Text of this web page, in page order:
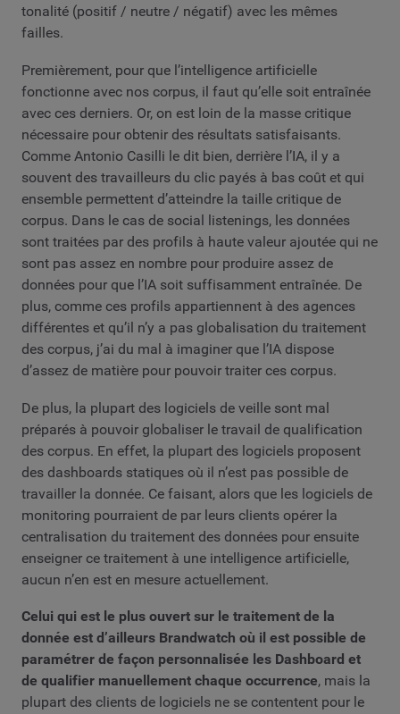
tonalité (positif / neutre / négatif) avec les mêmes
failles.
Premièrement, pour que l’intelligence artificielle
fonctionne avec nos corpus, il faut qu’elle soit entraînée
avec ces derniers. Or, on est loin de la masse critique
nécessaire pour obtenir des résultats satisfaisants.
Comme Antonio Casilli le dit bien, derrière l’IA, il y a
souvent des travailleurs du clic payés à bas coût et qui
ensemble permettent d’atteindre la taille critique de
corpus. Dans le cas de social listenings, les données
sont traitées par des profils à haute valeur ajoutée qui ne
sont pas assez en nombre pour produire assez de
données pour que l’IA soit suffisamment entraînée. De
plus, comme ces profils appartiennent à des agences
différentes et qu’il n’y a pas globalisation du traitement
des corpus, j’ai du mal à imaginer que l’IA dispose
d’assez de matière pour pouvoir traiter ces corpus.
De plus, la plupart des logiciels de veille sont mal
préparés à pouvoir globaliser le travail de qualification
des corpus. En effet, la plupart des logiciels proposent
des dashboards statiques où il n’est pas possible de
travailler la donnée. Ce faisant, alors que les logiciels de
monitoring pourraient de par leurs clients opérer la
centralisation du traitement des données pour ensuite
enseigner ce traitement à une intelligence artificielle,
aucun n’en est en mesure actuellement.
Celui qui est le plus ouvert sur le traitement de la
donnée est d’ailleurs Brandwatch où il est possible de
paramétrer de façon personnalisée les Dashboard et
de qualifier manuellement chaque occurrence, mais la
plupart des clients de logiciels ne se contentent pour le